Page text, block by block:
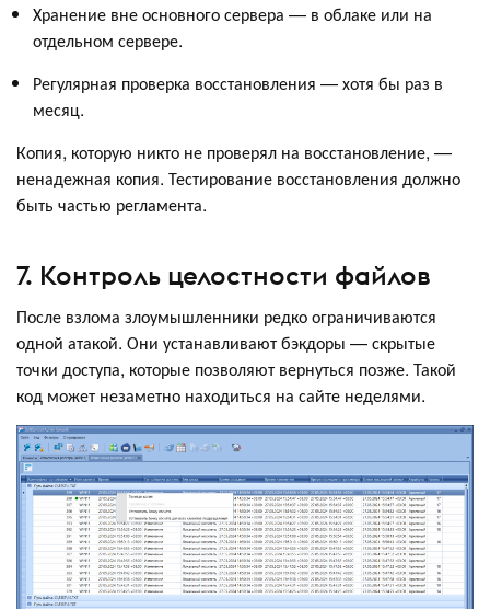
Хранение вне основного сервера — в облаке или на
отдельном сервере.
Регулярная проверка восстановления — хотя бы раз в
месяц.
Копия, которую никто не проверял на восстановление, —
ненадежная копия. Тестирование восстановления должно
быть частью регламента.
7. Контроль целостности файлов
После взлома злоумышленники редко ограничиваются
одной атакой. Они устанавливают бэкдоры — скрытые
точки доступа, которые позволяют вернуться позже. Такой
код может незаметно находиться на сайте неделями.